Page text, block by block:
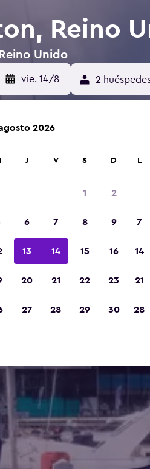
Reino
Unido
vie. 14/8 2
2026
J V S D
1 2
6 7 8 9
13 14 15 16
20 21 22 23
27 28 29 30
L
7
14
21
28